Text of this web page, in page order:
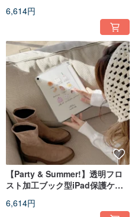
6,614円
【Party & Summer!】透明フロ
スト加工ブック型iPad保護ケー
6,614円